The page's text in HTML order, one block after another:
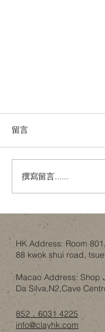
舊樓翻新，唔
下的設計取捨
留言
撰寫留言......
HK Address: Room
88 kwok shui road,
Macao Address: Shop
Da Silva,N2,Cave
852．6031 4225
info@clayhk.com